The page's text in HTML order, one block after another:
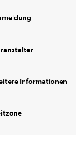
Informationen